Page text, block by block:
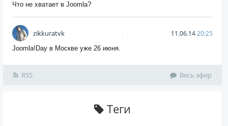
Что не хватает в Joomla?
zikkuratvk 11.06.1420:25
Joomla!Day в Москве уже 26 июня.
RSS Весь эфир
Теги